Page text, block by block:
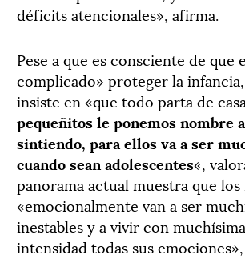
déficits atencionales», afirma.
Pese a que es consciente de que
complicado» proteger la
insiste en «que todo parta de
pequeñitos le ponemos nombre
sintiendo, para ellos va a ser
cuando sean adolescentes«,
panorama actual muestra que
«emocionalmente van a ser
inestables y a vivir con
intensidad todas sus